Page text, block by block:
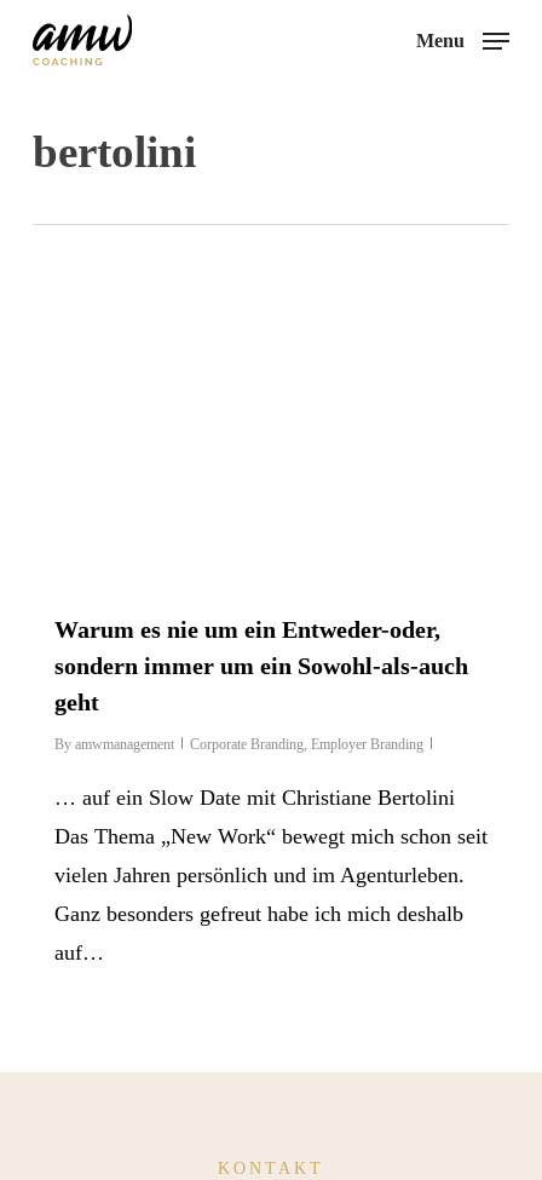
content
Menu
bertolini
Warum es nie um ein Entweder-oder,
sondern immer um ein Sowohl-als-auch
geht
By amwmanagement Corporate Branding, Employer Branding
… auf ein Slow Date mit Christiane Bertolini
Das Thema „New Work“ bewegt mich schon seit
vielen Jahren persönlich und im Agenturleben.
Ganz besonders gefreut habe ich mich deshalb
auf…
KONTAKT